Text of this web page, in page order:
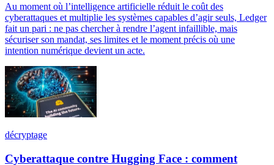
Au moment où l’intelligence artificielle réduit le coût des
cyberattaques et multiplie les systèmes capables d’agir seuls, Ledger
fait un pari : ne pas chercher à rendre l’agent infaillible, mais
sécuriser son mandat, ses limites et le moment précis où une
intention numérique devient un acte.
décryptage
Cyberattaque contre Hugging Face : comment